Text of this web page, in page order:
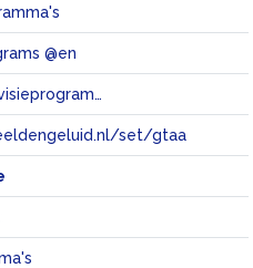
@en
radio- of televisieprogramma’s met vrouwen als belangrijkste doelgroep
set/gtaa